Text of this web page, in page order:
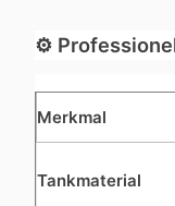
⚙️
Merkmal
Tankmaterial